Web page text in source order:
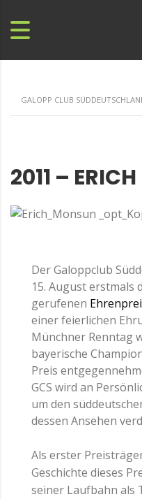
GALOPP CLUB
2011 – ERICH
Der Galoppclub
15. August erstmals
gerufenen
einer feierlichen
Münchner Renntag
bayerische
Preis
GCS wird an
um den
dessen Ansehen
Als erster
Geschichte dieses
seiner Laufbahn als